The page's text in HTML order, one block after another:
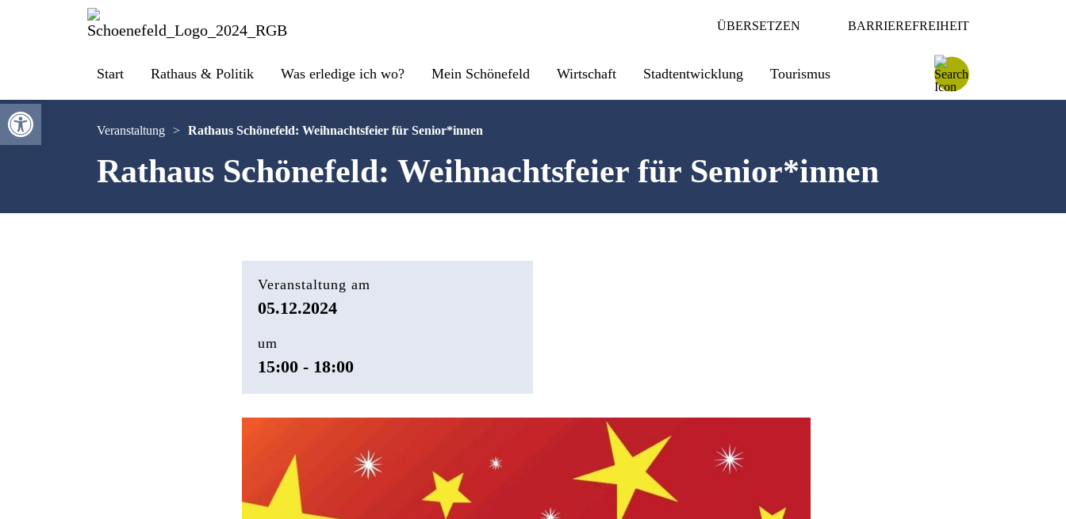
Werkzeugleiste öffnen
ÜBERSETZEN BARRIEREFREIHEIT
Start Rathaus & Politik Was erledige ich wo? Mein Schönefeld Wirtschaft Stadtentwicklung Tourismus
Veranstaltung > Rathaus Schönefeld: Weihnachtsfeier für Senior*innen
Rathaus Schönefeld: Weihnachtsfeier für Senior*innen
Veranstaltung am
05.12.2024
um
15:00 - 18:00